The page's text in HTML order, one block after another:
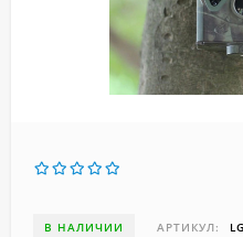
В НАЛИЧИИ АРТИКУЛ: